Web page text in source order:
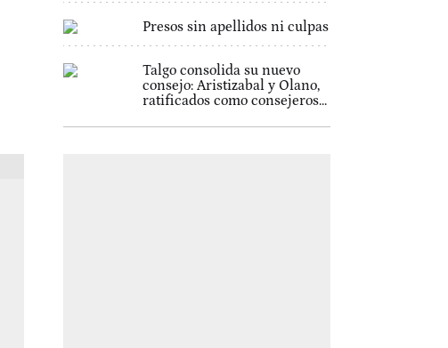
Presos sin apellidos ni culpas
Talgo consolida su nuevo
consejo: Aristizabal y Olano,
ratificados como consejeros...